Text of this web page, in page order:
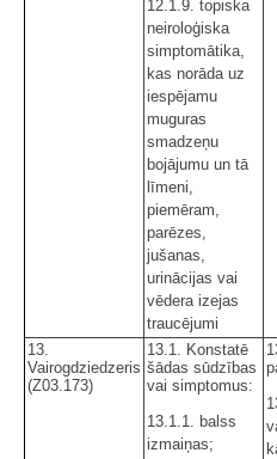
12.1.9. topiska
neiroloģiska
simptomātika,
kas norāda uz
iespējamu
muguras
smadzeņu
bojājumu un tā
līmeni,
piemēram,
parēzes,
jušanas,
urinācijas vai
vēdera izejas
traucējumi
13.
Vairogdziedzeris
(Z03.173)
13.1. Konstatē
šādas sūdzības
vai simptomus:
13.1.1. balss
izmaiņas;